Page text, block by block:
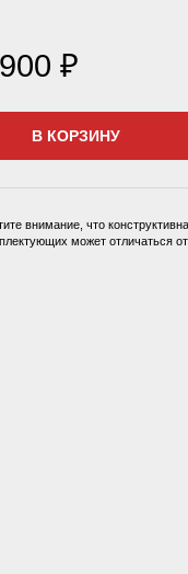
₽
В КОРЗИНУ
внимание, что
может отличаться